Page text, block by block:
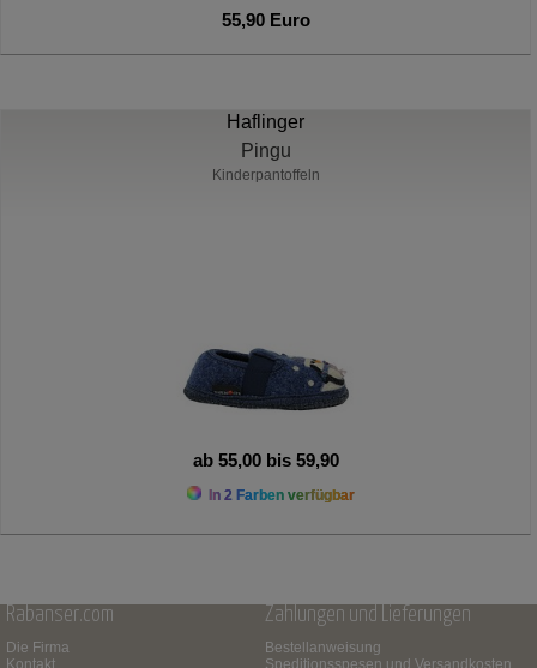
55,90 Euro
Haflinger
Pingu
Kinderpantoffeln
ab 55,00 bis 59,90
In 2 Farben verfügbar
Rabanser.com
Die Firma
Zahlungen und Lieferungen
Bestellanweisung